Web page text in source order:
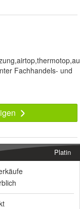
Fachhandels- und
Platin